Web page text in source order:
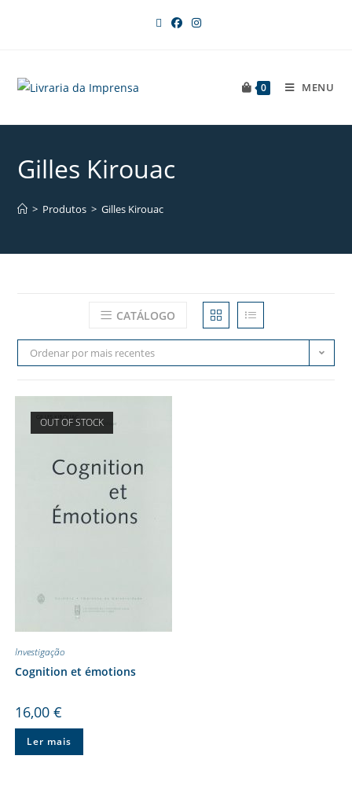
0 MENU
Gilles Kirouac
> Produtos > Gilles Kirouac
CATÁLOGO
Ordenar por mais recentes
OUT OF STOCK
Investigação
Cognition et émotions
16,00 €
Ler mais